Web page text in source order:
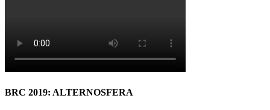
BRC 2019: ALTERNOSFERA